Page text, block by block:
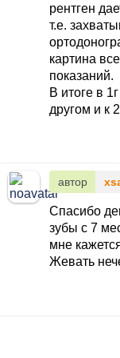
рентген
т.е.
картина
показаний.
В итоге в
другом и к
автор
Спасибо
зубы с 7
мне
Жевать